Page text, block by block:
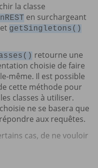
la classe
en surchargeant
et getSingletons()
retourne une
choisie de faire
même. Il est possible
cette méthode pour
classes à utiliser.
ne se basera que
aux requêtes.
cas, de ne vouloir